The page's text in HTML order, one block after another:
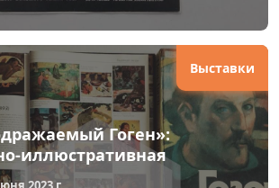
Выставки
Гоген»:
иллюстративная